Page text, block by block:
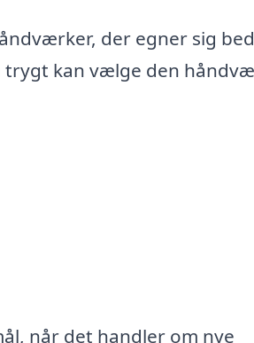
der egner sig
trygt kan vælge den
når det handler om nye